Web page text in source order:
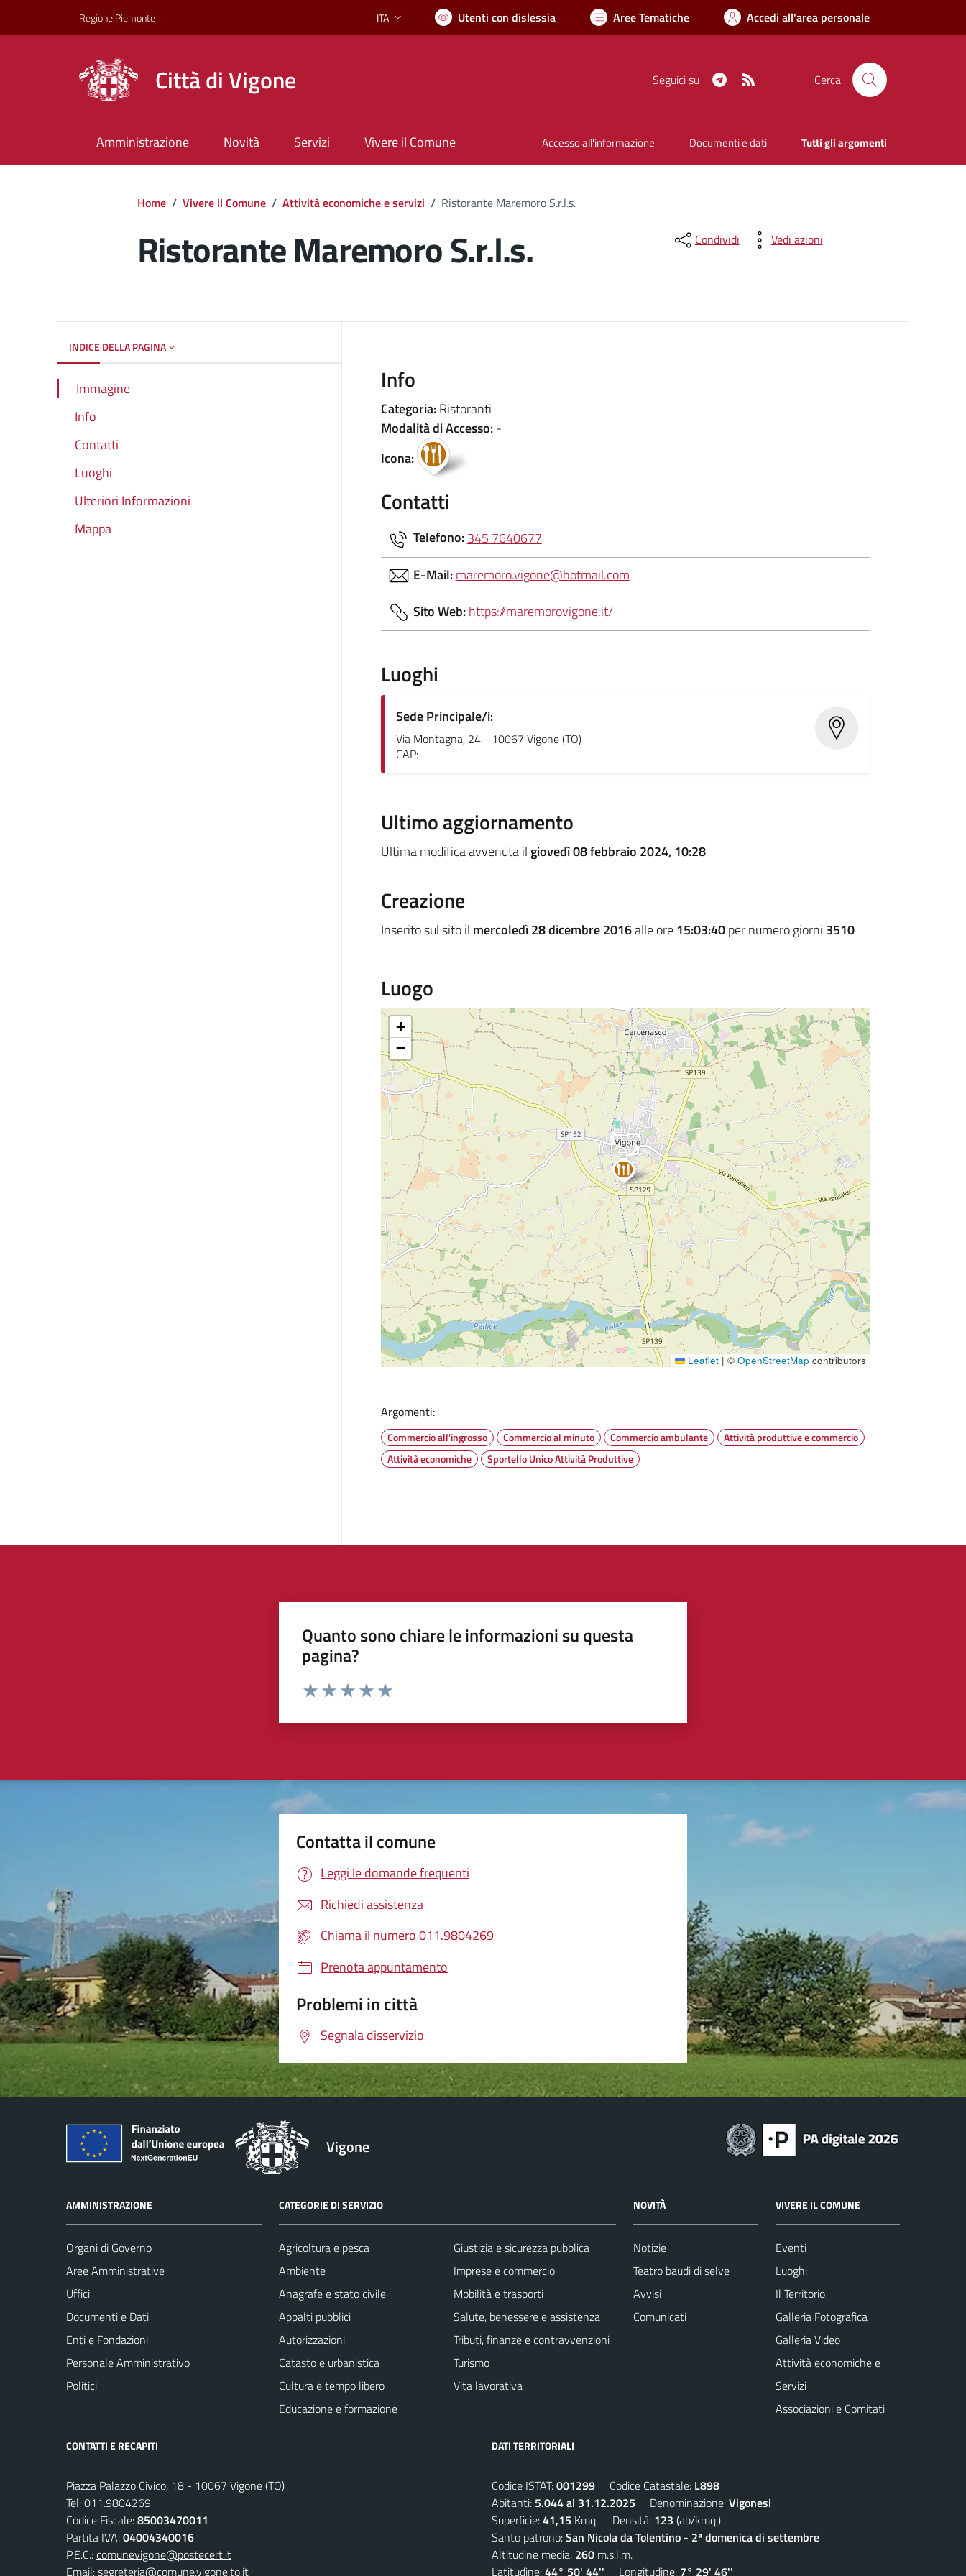
Regione Piemonte Lingua attiva:
ITA Utenti con dislessia Aree Tematiche Accedi all'area personale
Città di Vigone Seguici su Telegram Cerca
Amministrazione Novità Servizi Vivere il Comune Accesso all'informazione Documenti e dati Tutti gli argomenti
Home / Vivere il Comune / Attività economiche e servizi / Ristorante Maremoro S.r.l.s.
Ristorante Maremoro S.r.l.s. Condividi Vedi azioni
INDICE DELLA PAGINA
Immagine
Info
Contatti
Luoghi
Ulteriori Informazioni
Mappa
Info
Categoria:Ristoranti
Modalità di Accesso:-
Icona:
Contatti
Telefono:345 7640677
E-Mail:maremoro.vigone@hotmail.com
Sito Web:https://maremorovigone.it/
Luoghi
Sede Principale/i:
Via Montagna, 24 - 10067 Vigone (TO)
CAP: -
Ultimo aggiornamento
Ultima modifica avvenuta il giovedì 08 febbraio 2024, 10:28
Creazione
Inserito sul sito il mercoledì 28 dicembre 2016alle ore15:03:40per numero giorni 3510
Luogo
+
−
Leaflet | © OpenStreetMap contributors
Argomenti:
Commercio all'ingrosso Commercio al minuto Commercio ambulante
Attività produttive e commercio
Attività economiche
Sportello Unico Attività Produttive
Quanto sono chiare le informazioni su questa
pagina?
Valuta da 1 a 5 stelle la pagina
Contatta il comune
Leggi le domande frequenti
Richiedi assistenza
Chiama il numero 011.9804269
Prenota appuntamento
Problemi in città
Segnala disservizio
Vigone
AMMINISTRAZIONE
Organi di Governo
Aree Amministrative
Uffici
Documenti e Dati
Enti e Fondazioni
Personale Amministrativo
Politici
CATEGORIE DI SERVIZIO
Agricoltura e pesca
Ambiente
Anagrafe e stato civile
Appalti pubblici
Autorizzazioni
Catasto e urbanistica
Cultura e tempo libero
Educazione e formazione
Giustizia e sicurezza pubblica
Imprese e commercio
Mobilità e trasporti
Salute, benessere e assistenza
Tributi, finanze e contravvenzioni
Turismo
Vita lavorativa
NOVITÀ
Notizie
Teatro baudi di selve
Avvisi
Comunicati
VIVERE IL COMUNE
Eventi
Luoghi
Il Territorio
Galleria Fotografica
Galleria Video
Attività economiche e
Servizi
Associazioni e Comitati
CONTATTI E RECAPITI
Piazza Palazzo Civico, 18 - 10067 Vigone (TO)
Tel:011.9804269
Codice Fiscale:85003470011
Partita IVA:04004340016
P.E.C.:comunevigone@postecert.it
Email:segreteria@comune.vigone.to.it
DATI TERRITORIALI
Codice ISTAT:001299 Codice Catastale: L898
Abitanti: 5.044 al 31.12.2025 Denominazione:Vigonesi
Superficie:41,15 Kmq. Densità: 123 (ab/kmq.)
Santo patrono:San Nicola da Tolentino - 2ª domenica di settembre
Altitudine media: 260 m.s.l.m.
Latitudine:44° 50' 44'' Longitudine: 7° 29' 46''